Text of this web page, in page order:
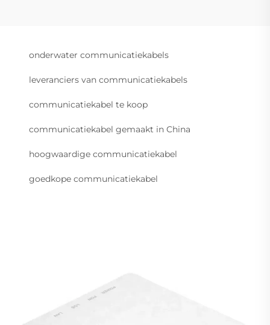
onderwater communicatiekabels
leveranciers van communicatiekabels
communicatiekabel te koop
communicatiekabel gemaakt in China
hoogwaardige communicatiekabel
goedkope communicatiekabel